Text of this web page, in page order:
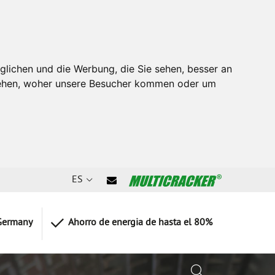
und die Werbung, die Sie sehen, besser an
woher unsere Besucher kommen oder um
ES
Ahorro de energia de hasta el 80%